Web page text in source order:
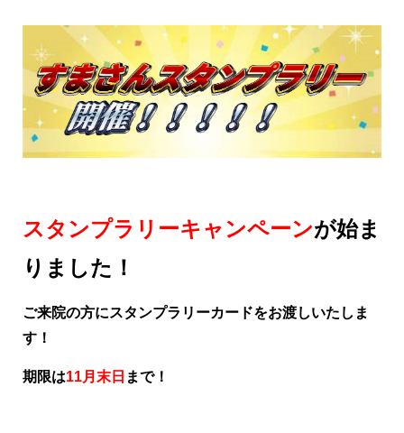
スタンプラリーキャンペーンが始ま
りました！
ご来院の方にスタンプラリーカードをお渡しいたしま
す！
期限は11月末日 まで！